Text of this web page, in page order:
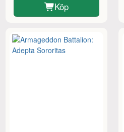
Köp